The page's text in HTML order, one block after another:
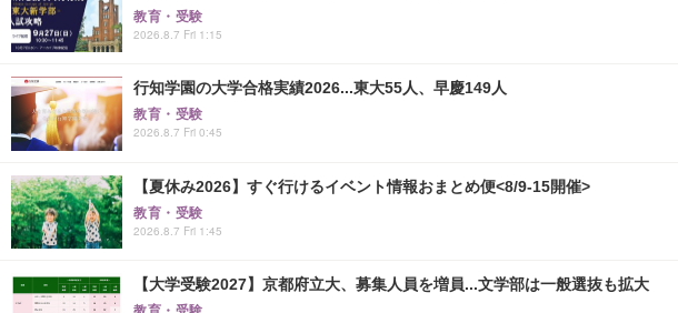
教育・受験
2026.8.7 Fri 1:15
行知学園の大学合格実績2026...東大55人、早慶149人
教育・受験
2026.8.7 Fri 0:45
【夏休み2026】すぐ行けるイベント情報おまとめ便<8/9-15開催>
教育・受験
2026.8.7 Fri 1:45
【大学受験2027】京都府立大、募集人員を増員...文学部は一般選抜も拡大